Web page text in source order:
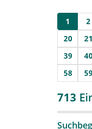
1 2
20
21
39
40
58
59
713